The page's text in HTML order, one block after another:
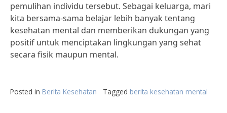
pemulihan individu tersebut. Sebagai keluarga, mari
kita bersama-sama belajar lebih banyak tentang
kesehatan mental dan memberikan dukungan yang
positif untuk menciptakan lingkungan yang sehat
secara fisik maupun mental.
Posted in Berita Kesehatan Tagged berita kesehatan mental